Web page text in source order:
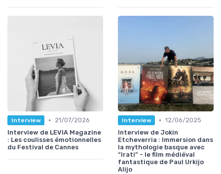
Interview •
21/07/2026
Interview de LEVIA Magazine
: Les coulisses émotionnelles
du Festival de Cannes
Interview • 12/06/2025
Interview de Jokin
Etcheverria : Immersion dans
la mythologie basque avec
“Irati” - le film médiéval
fantastique de Paul Urkijo
Alijo